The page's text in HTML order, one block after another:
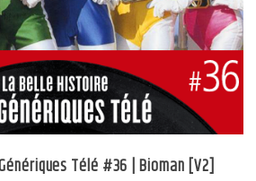
Télé #36 | Bioman [V2]